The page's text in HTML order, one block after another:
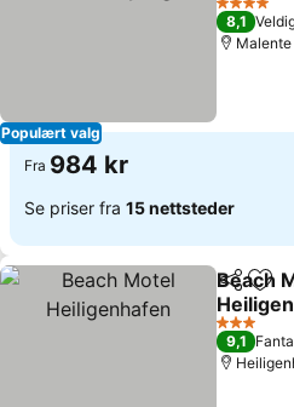
Populært valg
4 Stjerner
8,1
Malente
Fra 984 kr
Se priser fra 15 nettsteder
Del
Beach
3 Stjerner
9,1